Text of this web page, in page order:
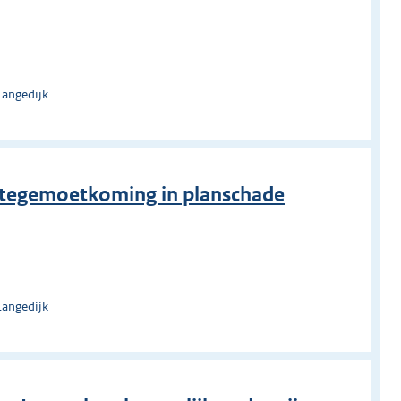
in planschade